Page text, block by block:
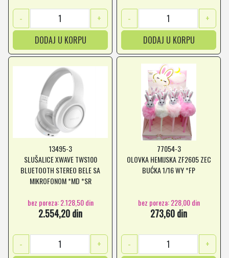
-
+
DODAJ U KORPU
-
+
DODAJ U KORPU
13495-3
SLUŠALICE XWAVE TWS100
BLUETOOTH STEREO BELE SA
MIKROFONOM *MD *SR
bez poreza: 2.128,50 din
2.554,20 din
- +
77054-3
OLOVKA HEMIJSKA ZF2605 ZEC
BUĆKA 1/16 WY *FP
bez poreza: 228,00 din
273,60 din
- +